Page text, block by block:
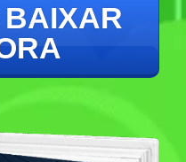
BAIXAR